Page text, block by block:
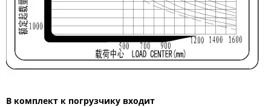
В комплект к погрузчику входит